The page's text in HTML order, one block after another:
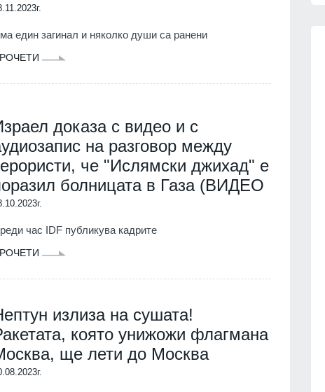
един загинал и няколко души са ранени
доказа с видео и с
на разговор между
че "Ислямски джихад" е
болницата в Газа (ВИДЕО
час IDF публикува кадрите
излиза на сушата!
която унижожи флагмана
ще лети до Москва
08.08.2026г.
на
срещу
има има
№15 и
08.08.2026г.
МИИИ публикува за обществено
обсъждане проект на Методика
за определяне на справедлива
БЪЛГАРИЯ
Прокуратурата повдигна
обвинение на областния лидер